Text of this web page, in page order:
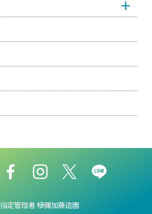
指定管理者 植彌加藤造園